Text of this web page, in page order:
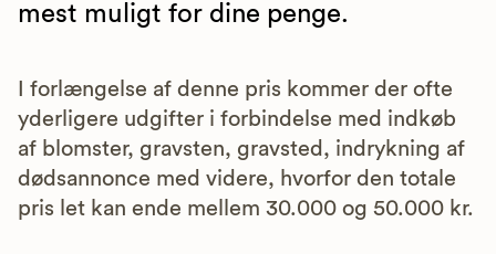
mest muligt for dine penge.
I forlængelse af denne pris kommer der ofte
yderligere udgifter i forbindelse med indkøb
af blomster, gravsten, gravsted, indrykning af
dødsannonce med videre, hvorfor den totale
pris let kan ende mellem 30.000 og 50.000 kr.